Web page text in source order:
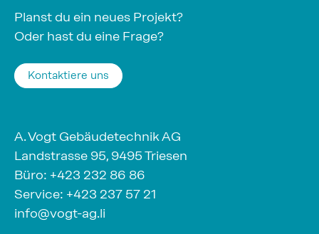
Planst du ein neues Projekt?
Oder hast du eine Frage?
Kontaktiere uns
A. Vogt Gebäudetechnik AG
Landstrasse 95, 9495 Triesen
Büro: +423 232 86 86
Service: +423 237 57 21
info@vogt-ag.li